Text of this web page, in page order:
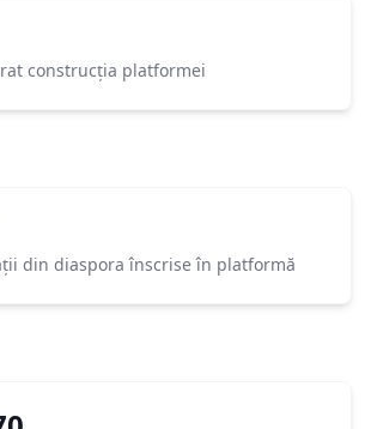
construcția platformei
din diaspora înscrise în platformă